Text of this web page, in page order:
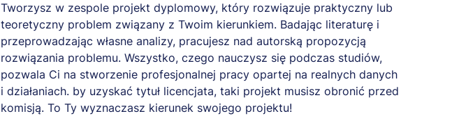
Tworzysz w zespole projekt dyplomowy, który rozwiązuje praktyczny lub
teoretyczny problem związany z Twoim kierunkiem. Badając literaturę i
przeprowadzając własne analizy, pracujesz nad autorską propozycją
rozwiązania problemu. Wszystko, czego nauczysz się podczas studiów,
pozwala Ci na stworzenie profesjonalnej pracy opartej na realnych danych
i działaniach. by uzyskać tytuł licencjata, taki projekt musisz obronić przed
komisją. To Ty wyznaczasz kierunek swojego projektu!